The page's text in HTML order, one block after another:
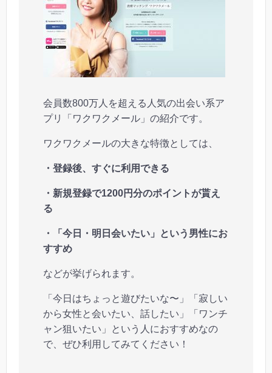
会員数800万人を超える人気の出会い系ア
プリ「ワクワクメール」の紹介です。
ワクワクメールの大きな特徴としては、
・登録後、すぐに利用できる
・新規登録で1200円分のポイントが貰え
る
・「今日・明日会いたい」という男性にお
すすめ
などが挙げられます。
「今日はちょっと遊びたいな〜」「寂しい
から女性と会いたい、話したい」「ワンチ
ャン狙いたい」という人におすすめなの
で、ぜひ利用してみてください！